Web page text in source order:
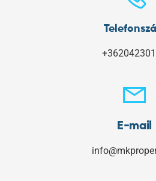
E-mail